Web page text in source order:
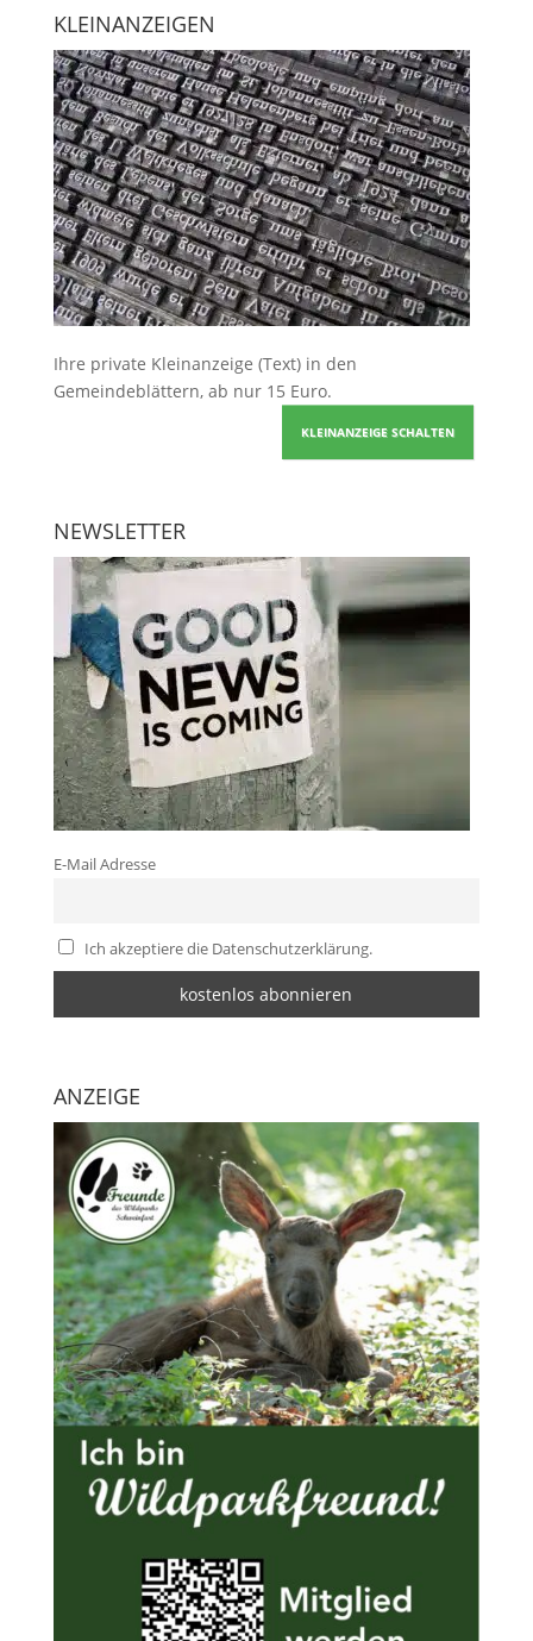
KLEINANZEIGEN
Ihre private Kleinanzeige (Text) in den
Gemeindeblättern, ab nur 15 Euro.
KLEINANZEIGE SCHALTEN
NEWSLETTER
E-Mail Adresse
Ich akzeptiere die Datenschutzerklärung.
ANZEIGE